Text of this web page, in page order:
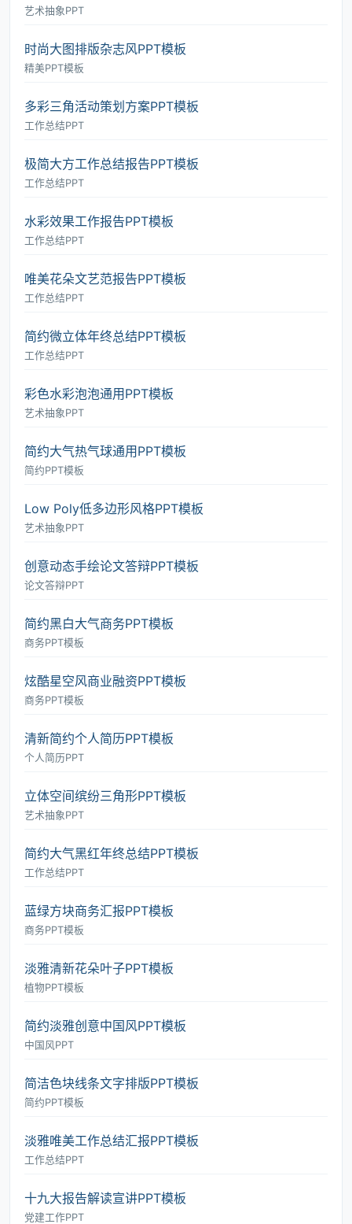
艺术抽象PPT
时尚大图排版杂志风PPT模板
精美PPT模板
多彩三角活动策划方案PPT模板
工作总结PPT
极简大方工作总结报告PPT模板
工作总结PPT
水彩效果工作报告PPT模板
工作总结PPT
唯美花朵文艺范报告PPT模板
工作总结PPT
简约微立体年终总结PPT模板
工作总结PPT
彩色水彩泡泡通用PPT模板
艺术抽象PPT
简约大气热气球通用PPT模板
简约PPT模板
Low Poly低多边形风格PPT模板
艺术抽象PPT
创意动态手绘论文答辩PPT模板
论文答辩PPT
简约黑白大气商务PPT模板
商务PPT模板
炫酷星空风商业融资PPT模板
商务PPT模板
清新简约个人简历PPT模板
个人简历PPT
立体空间缤纷三角形PPT模板
艺术抽象PPT
简约大气黑红年终总结PPT模板
工作总结PPT
蓝绿方块商务汇报PPT模板
商务PPT模板
淡雅清新花朵叶子PPT模板
植物PPT模板
简约淡雅创意中国风PPT模板
中国风PPT
简洁色块线条文字排版PPT模板
简约PPT模板
淡雅唯美工作总结汇报PPT模板
工作总结PPT
十九大报告解读宣讲PPT模板
党建工作PPT